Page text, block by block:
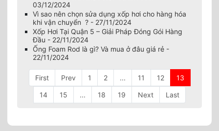
03/12/2024
Vì sao nên chọn sửa dụng xốp hơi cho hàng hóa
khi vận chuyển ? - 27/11/2024
Xốp Hơi Tại Quận 5 – Giải Pháp Đóng Gói Hàng
Đầu - 22/11/2024
Ống Foam Rod là gì? Và mua ở đâu giá rẻ -
22/11/2024
First Prev 1 2 ... 11 12 13
14 15 ... 18 19 Next Last